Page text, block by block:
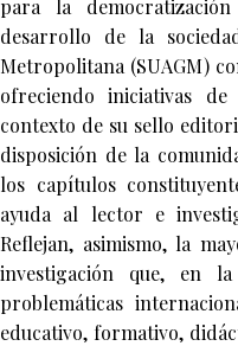
para la
desarrollo de la
Metropolitana (SUAGM)
ofreciendo iniciativas
contexto de su sello
disposición de la
los capítulos
ayuda al lector e
Reflejan, asimismo, la
investigación que, en
problemáticas
educativo, formativo,